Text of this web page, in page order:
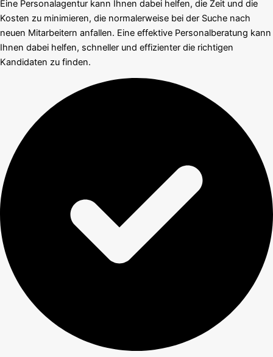
Eine Personalagentur kann Ihnen dabei helfen, die Zeit und die
Kosten zu minimieren, die normalerweise bei der Suche nach
neuen Mitarbeitern anfallen. Eine effektive Personalberatung kann
Ihnen dabei helfen, schneller und effizienter die richtigen
Kandidaten zu finden.